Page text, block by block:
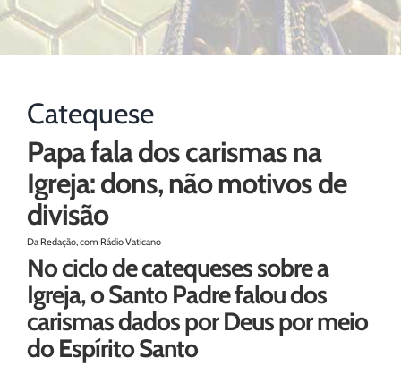
Catequese
Papa fala dos carismas na
Igreja: dons, não motivos de
divisão
Da Redação, com Rádio Vaticano
No ciclo de catequeses sobre a
Igreja, o Santo Padre falou dos
carismas dados por Deus por meio
do Espírito Santo